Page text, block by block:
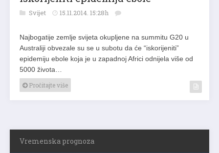
Svijet 15.11.2014. 15:28h
Najbogatije zemlje svijeta okupljene na summitu G20 u
Australiji obvezale su se u subotu da će “iskorijeniti”
epidemiju ebole koja je u zapadnoj Africi odnijela više od
5000 života…
Pročitajte više
Vremenska prognoza